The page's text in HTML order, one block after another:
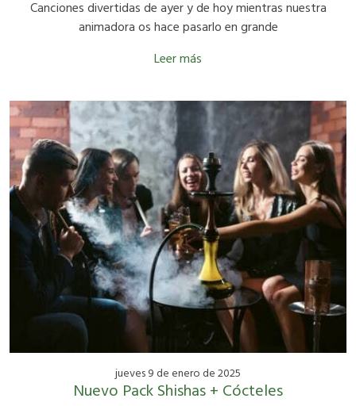
Canciones divertidas de ayer y de hoy mientras nuestra
animadora os hace pasarlo en grande
Leer más
jueves 9 de enero de 2025
Nuevo Pack Shishas + Cócteles